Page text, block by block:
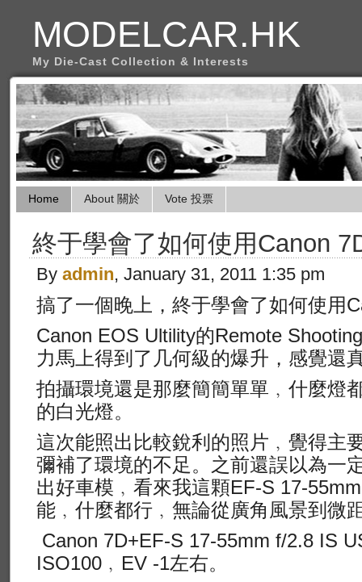
MODELCAR.HK
My Die-Cast Collection & Interests
Home About 關於 Vote 投票
終于學會了如何使用Canon
By admin, January 31, 2011 1:35 pm
搞了一個晚上，終于學會了如何使用
Canon EOS Ultility的Remote
力馬上得到了几何級的爆升，感覺還
拍攝環境還是那麼簡簡單單﹐什麼燈
的白光燈。
這次能照出比較銳利的照片﹐覺得主
彌補了環境的不足。之前還誤以為一
出好車模﹐看來我這顆EF-S 17-
能﹐什麼都行﹐無論從廣角風景到微
Canon 7D+EF-S 17-55mm f/2.8 IS
ISO100﹐EV -1左右。